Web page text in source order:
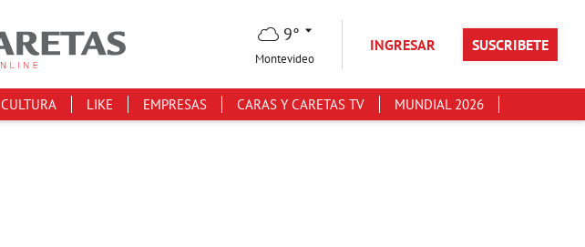
9°
Montevideo
INGRESAR SUSCRIBETE
CULTURA LIKE EMPRESAS CARAS Y CARETAS TV MUNDIAL 2026